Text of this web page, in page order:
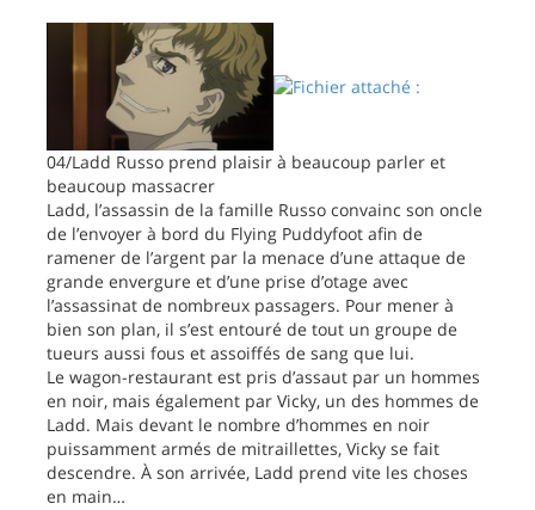
04/Ladd Russo prend plaisir à beaucoup parler et
beaucoup massacrer
Ladd, l’assassin de la famille Russo convainc son oncle
de l’envoyer à bord du Flying Puddyfoot afin de
ramener de l’argent par la menace d’une attaque de
grande envergure et d’une prise d’otage avec
l’assassinat de nombreux passagers. Pour mener à
bien son plan, il s’est entouré de tout un groupe de
tueurs aussi fous et assoiffés de sang que lui.
Le wagon-restaurant est pris d’assaut par un hommes
en noir, mais également par Vicky, un des hommes de
Ladd. Mais devant le nombre d’hommes en noir
puissamment armés de mitraillettes, Vicky se fait
descendre. À son arrivée, Ladd prend vite les choses
en main…